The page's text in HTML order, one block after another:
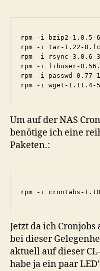
rpm -i bzip2-1.0.5-
rpm -i tar-1.22-
rpm -i rsync-3.0.6-
rpm -i libuser-
rpm -i passwd-0.77-
rpm -i wget-1.11.4-
Um auf der NAS
benötige ich eine
Paketen.:
rpm -i crontabs-
Jetzt da ich
bei dieser
aktuell auf dieser
habe ja ein paar